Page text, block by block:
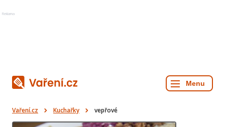
Reklama
Vaření.cz Kuchařky vepřové